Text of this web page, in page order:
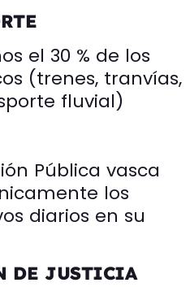
el 30 % de los
(trenes, tranvías,
fluvial)
Pública vasca
los
diarios en su
DE JUSTICIA